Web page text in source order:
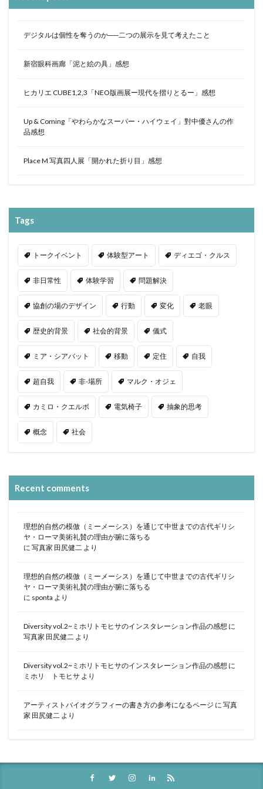
デジタルは個性を奪うのか──二つの展示を見て考えたこと
新宿眼科画廊「泥と絵の具」感想
ヒカリエ CUBE1,2,3「NEO版画展ー現代を摺りとるー」感想
Up & Coming「やわらかなスーパー・ハイウェイ」對中優さんの作
品感想
Place M 写真四人展「開かれた折り目」感想
Tags
トークイベント 体験型アート ディエゴ・クルス
非日常性 体験学習 問題解決
協創の場のデザイン 行動 変化 老眼
歴史的背景 社会的背景 儀式
ミア・シアバット 移動 定住 自我
超自我 非-場所 マルク・オジェ
カミロ・クエルボ 電気椅子 抽象的思考
概念 社会
Recent comments
理想的自然の模倣（ミーメーシス）を通じて中世までの古代ギリシ
ヤ・ローマ美術礼賛の理由が腑に落ちる
に 写真家 田尻健二 より
理想的自然の模倣（ミーメーシス）を通じて中世までの古代ギリシ
ヤ・ローマ美術礼賛の理由が腑に落ちる
に sponta より
Diversity vol.2~ミホリトモヒサのインスタレーション作品の感想 に
写真家 田尻健二 より
Diversity vol.2~ミホリトモヒサのインスタレーション作品の感想 に
ミホリ トモヒサ より
アーティストバイオグラフィーの書き方の参考になるページ に 写真
家 田尻健二 より